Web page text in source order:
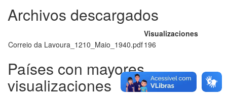
Archivos descargados
Visualizaciones
Correio da Lavoura_1210_Maio_1940.pdf196
Países con mayores
visualizaciones